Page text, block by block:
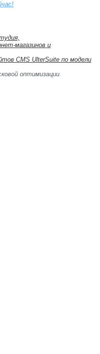
магазинов и
CMS UlterSuite по модели
оптимизации.